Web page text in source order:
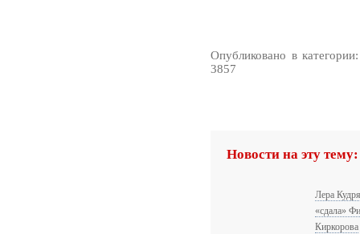
Опубликовано в
3857
Новости на эту тему:
Лера
«сдала»
Киркорова